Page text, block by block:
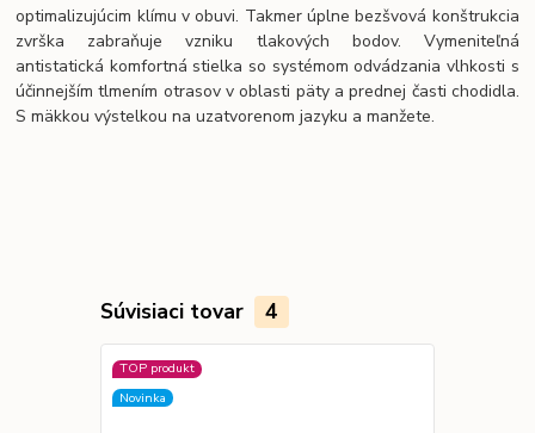
optimalizujúcim klímu v obuvi. Takmer úplne bezšvová konštrukcia
zvrška zabraňuje vzniku tlakových bodov. Vymeniteľná
antistatická komfortná stielka so systémom odvádzania vlhkosti s
účinnejším tlmením otrasov v oblasti päty a prednej časti chodidla.
S mäkkou výstelkou na uzatvorenom jazyku a manžete.
Súvisiaci tovar 4
TOP produkt
Novinka